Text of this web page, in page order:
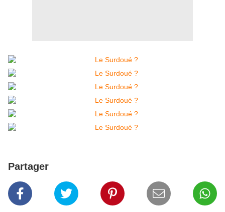
Partager